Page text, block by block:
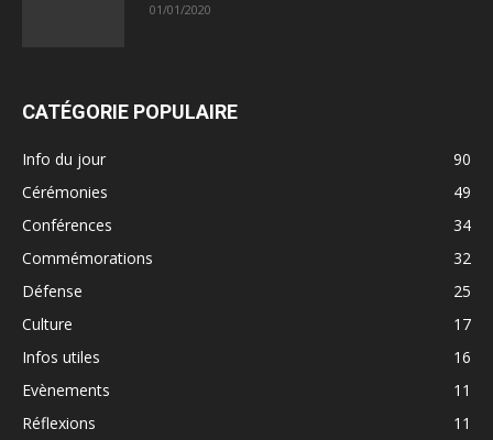
01/01/2020
CATÉGORIE POPULAIRE
Info du jour
90
Cérémonies
49
Conférences
34
Commémorations
32
Défense
25
Culture
17
Infos utiles
16
Evènements
11
Réflexions
11